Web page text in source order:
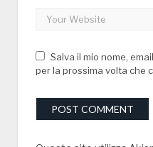
Salva il mio nome,
per la prossima volta che